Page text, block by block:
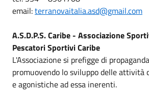
email:terranovaitalia.asd@gmail.com
A.S.D.P.S. Caribe - Associazione
Pescatori Sportivi Caribe
L'Associazione si prefigge di
promuovendo lo sviluppo delle
e agonistiche ad essa inerenti.